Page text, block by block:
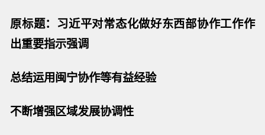
原标题：习近平对常态化做好东西部协作工作作
出重要指示强调
总结运用闽宁协作等有益经验
不断增强区域发展协调性